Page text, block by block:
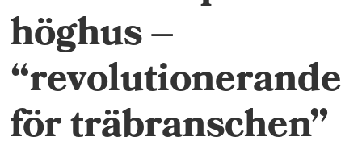
höghus –
“revolutionerande
för träbranschen”